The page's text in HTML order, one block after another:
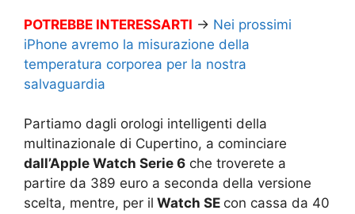
POTREBBE INTERESSARTI → Nei prossimi
iPhone avremo la misurazione della
temperatura corporea per la nostra
salvaguardia
Partiamo dagli orologi intelligenti della
multinazionale di Cupertino, a cominciare
dall’Apple Watch Serie 6 che troverete a
partire da 389 euro a seconda della versione
scelta, mentre, per il Watch SE con cassa da 40